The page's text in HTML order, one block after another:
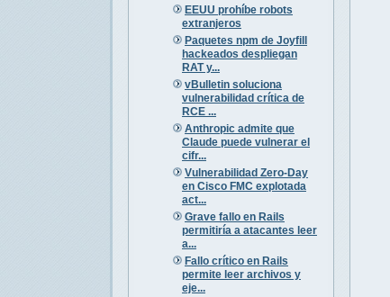
EEUU prohíbe robots
extranjeros
Paquetes npm de Joyfill
hackeados despliegan
RAT y...
vBulletin soluciona
vulnerabilidad crítica de
RCE ...
Anthropic admite que
Claude puede vulnerar el
cifr...
Vulnerabilidad Zero-Day
en Cisco FMC explotada
act...
Grave fallo en Rails
permitiría a atacantes leer
a...
Fallo crítico en Rails
permite leer archivos y
eje...